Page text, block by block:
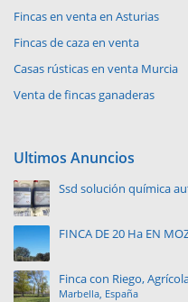
Fincas en venta en Asturias
Fincas de caza en venta
Casas rústicas en venta Murcia
Venta de fincas ganaderas
Ultimos Anuncios
Ssd solución química
FINCA DE 20 Ha EN
Finca con Riego,
Marbella, España